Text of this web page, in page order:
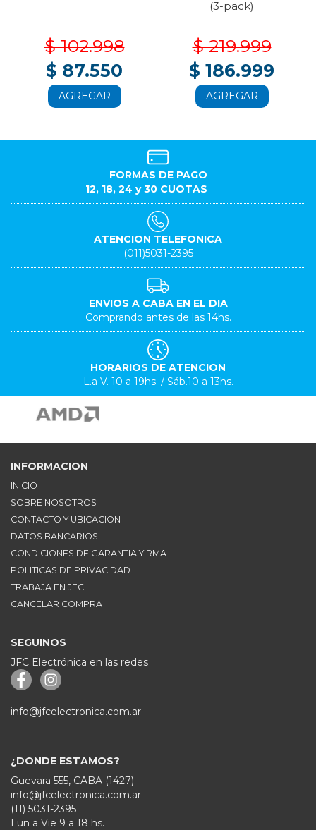
$ 102.998
$ 87.550
AGREGAR
(3-pack)
$ 219.999
$ 186.999
AGREGAR
FORMAS DE PAGO
12, 18, 24 y 30 CUOTAS
ATENCION TELEFONICA
(011)5031-2395
ENVIOS A CABA EN EL DIA
Comprando antes de las 14hs.
HORARIOS DE ATENCION
L.a V. 10 a 19hs. / Sáb.10 a 13hs.
INFORMACION
INICIO
SOBRE NOSOTROS
CONTACTO Y UBICACION
DATOS BANCARIOS
CONDICIONES DE GARANTIA Y RMA
POLITICAS DE PRIVACIDAD
TRABAJA EN JFC
CANCELAR COMPRA
SEGUINOS
JFC Electrónica en las redes
info@jfcelectronica.com.ar
¿DONDE ESTAMOS?
Guevara 555, CABA (1427)
info@jfcelectronica.com.ar
(11) 5031-2395
Lun a Vie 9 a 18 hs.